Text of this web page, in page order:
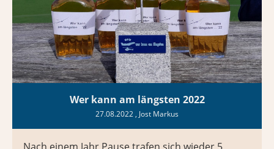
Wer kann am längsten 2022
27.08.2022 , Jost Markus